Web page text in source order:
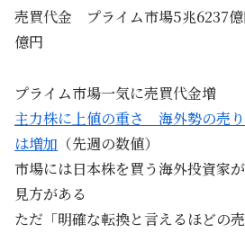
売買代金 プライム市場5兆6237
億円
プライム市場一気に売買代金増
主力株に上値の重さ 海外勢の売
は増加 （先週の数値）
市場には日本株を買う海外投資家
見方がある
ただ「明確な転換と言えるほどの